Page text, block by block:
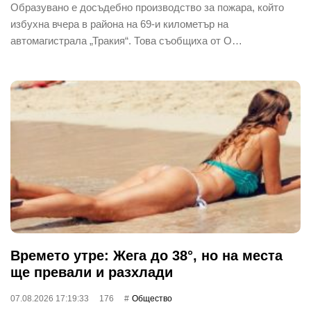
Образувано е досъдебно производство за пожара, който
избухна вчера в района на 69-и километър на
автомагистрала „Тракия“. Това съобщиха от О…
Времето утре: Жега до 38°, но на места
ще превали и разхлади
07.08.2026 17:19:33 176 Общество